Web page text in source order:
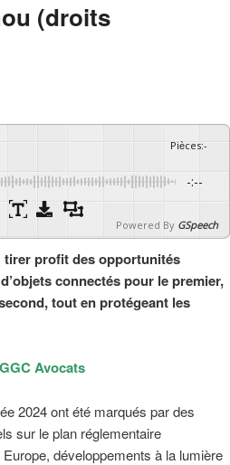
(droits
Pièces:-
-:--
Powered By GSpeech
tirer profit des opportunités
connectés pour le premier,
tout en protégeant les
Avocats
2024 ont été marqués par des
sur le plan réglementaire
développements à la lumière